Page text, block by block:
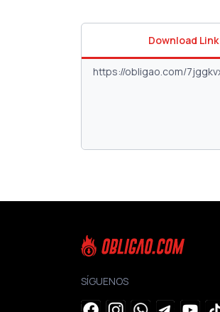
Download Link
SÍGUENOS